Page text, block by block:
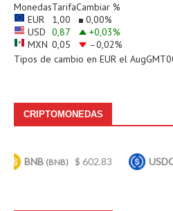
MonedasTarifaCambiar %
EUR
1,00 0,00%
USD 0,87 +0,03%
MXN 0,05 –0,02%
Tipos de cambio en EUR el
CRIPTOMONEDAS
BNB (BNB) $ 602.83 USDC